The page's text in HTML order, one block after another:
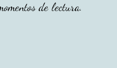
de lectura.